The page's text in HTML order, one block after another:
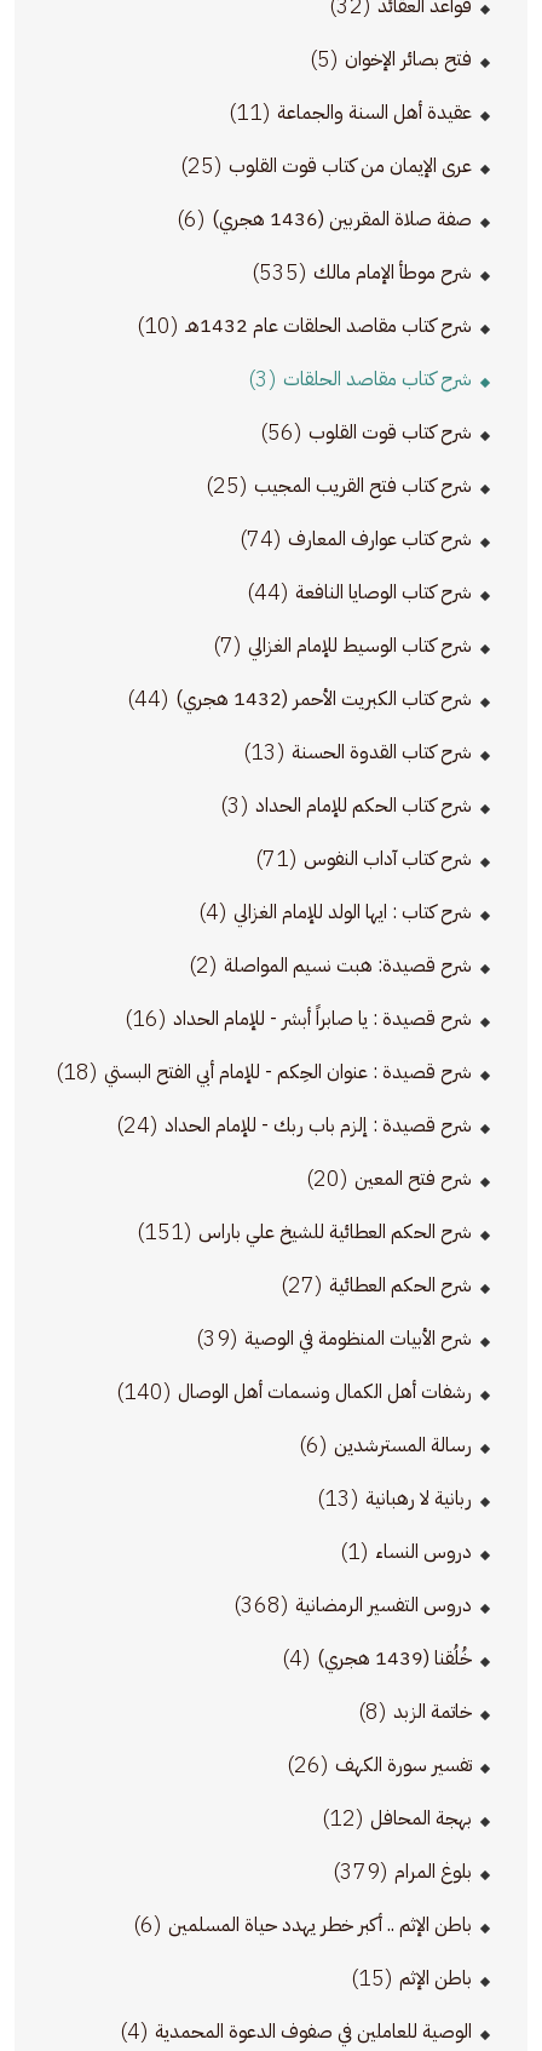
قواعد العقائد
فتح بصائر الإخوان (5)
عقيدة أهل السنة والجماعة (11)
عرى الإيمان من كتاب قوت القلوب (25)
صفة صلاة المقربين (1436 هجري) (6)
شرح موطأ الإمام مالك (535)
شرح كتاب مقاصد الحلقات عام 1432هـ (10)
شرح كتاب مقاصد الحلقات (3)
شرح كتاب قوت القلوب (56)
شرح كتاب فتح القريب المجيب (25)
شرح كتاب عوارف المعارف (74)
شرح كتاب الوصايا النافعة (44)
شرح كتاب الوسيط للإمام الغزالي (7)
شرح كتاب الكبريت الأحمر (1432 هجري) (44)
شرح كتاب القدوة الحسنة (13)
شرح كتاب الحكم للإمام الحداد (3)
شرح كتاب آداب النفوس (71)
شرح كتاب : ايها الولد للإمام الغزالي (4)
شرح قصيدة: هبت نسيم المواصلة (2)
شرح قصيدة : يا صابراً أبشر - للإمام الحداد (16)
شرح قصيدة : عنوان الحِكم - للإمام أبي الفتح البستي (18)
شرح قصيدة : إلزم باب ربك - للإمام الحداد (24)
شرح فتح المعين (20)
شرح الحكم العطائية للشيخ علي باراس (151)
شرح الحكم العطائية (27)
شرح الأبيات المنظومة في الوصية (39)
رشفات أهل الكمال ونسمات أهل الوصال (140)
رسالة المسترشدين (6)
ربانية لا رهبانية (13)
دروس النساء (1)
دروس التفسير الرمضانية (368)
خُلُقنا (1439 هجري) (4)
خاتمة الزبد (8)
تفسير سورة الكهف (26)
بهجة المحافل (12)
بلوغ المرام (379)
باطن الإثم .. أكبر خطر يهدد حياة المسلمين (6)
باطن الإثم (15)
الوصية للعاملين في صفوف الدعوة المحمدية (4)